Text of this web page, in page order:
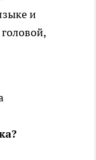
и